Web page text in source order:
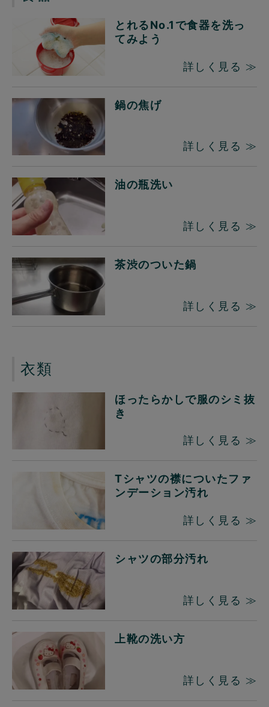
とれるNo.1で食器を洗っ
てみよう
詳しく見る ≫
鍋の焦げ
詳しく見る ≫
油の瓶洗い
詳しく見る ≫
茶渋のついた鍋
詳しく見る ≫
衣類
ほったらかしで服のシミ抜
き
詳しく見る ≫
Tシャツの襟についたファ
ンデーション汚れ
詳しく見る ≫
シャツの部分汚れ
詳しく見る ≫
上靴の洗い方
詳しく見る ≫